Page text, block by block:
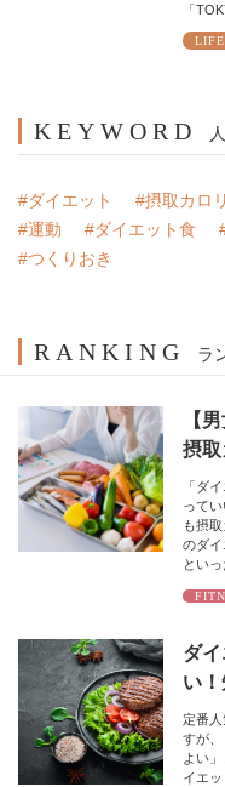
「
KEYWORD
#ダイエット #摂取カロ
#運動
#ダイエット食
#つくりおき
RANKING ラ
【
摂取
「ダ
って
も摂
のダイ
とい
ダ
い
定番
すが
よい
イエ